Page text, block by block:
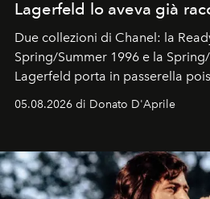
Lagerfeld lo aveva già
Due collezioni di Chanel: la
Spring/Summer 1996 e la
Lagerfeld porta in passerella
logomania pensata per la
Kate, Claudia e Carla una dietro
uno dei documenti più
05.08.2026 di Donato D'Aprile